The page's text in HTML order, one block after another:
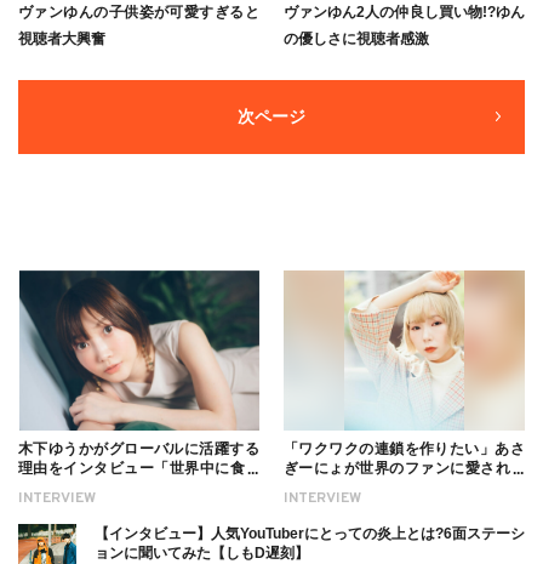
ヴァンゆんの子供姿が可愛すぎると
視聴者大興奮
ヴァンゆん2人の仲良し買い物!?ゆん
の優しさに視聴者感激
次ページ
INTERVIEW
木下ゆうかがグローバルに活躍する
理由をインタビュー「世界中に食べ
ついても
INTERVIEW
「ワクワクの連鎖を作りたい」あさ
ぎーにょが世界のファンに愛される
【インタビュー】人気YouTuberにとっての炎上とは?6面ステーシ
ョンに聞いてみた【しもD遅刻】